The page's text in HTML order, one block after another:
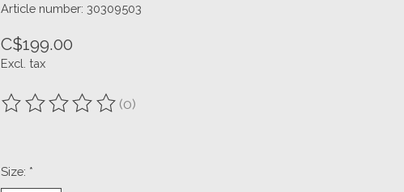
Article number: 30309503
C$199.00
Excl. tax
The rating of this product is
(0)
Size: *